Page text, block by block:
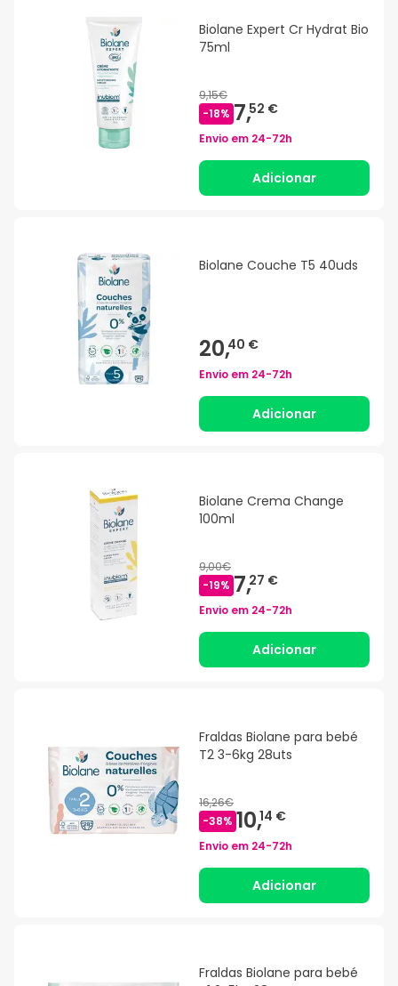
Biolane Expert Cr Hydrat Bio
75ml
9,15€
-18% 7,52 €
Envio em 24-72h
Adicionar
Biolane Couche T5 40uds
20,40 €
Envio em 24-72h
Adicionar
Biolane Crema Change
100ml
9,00€
-19% 7,27 €
Envio em 24-72h
Adicionar
Fraldas Biolane para bebé
T2 3-6kg 28uts
16,26€
-38% 10,14 €
Envio em 24-72h
Adicionar
Fraldas Biolane para bebé